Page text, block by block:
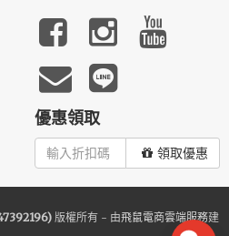
優惠領取
領取優惠
版權所有 - 由飛鼠電商雲端服務建